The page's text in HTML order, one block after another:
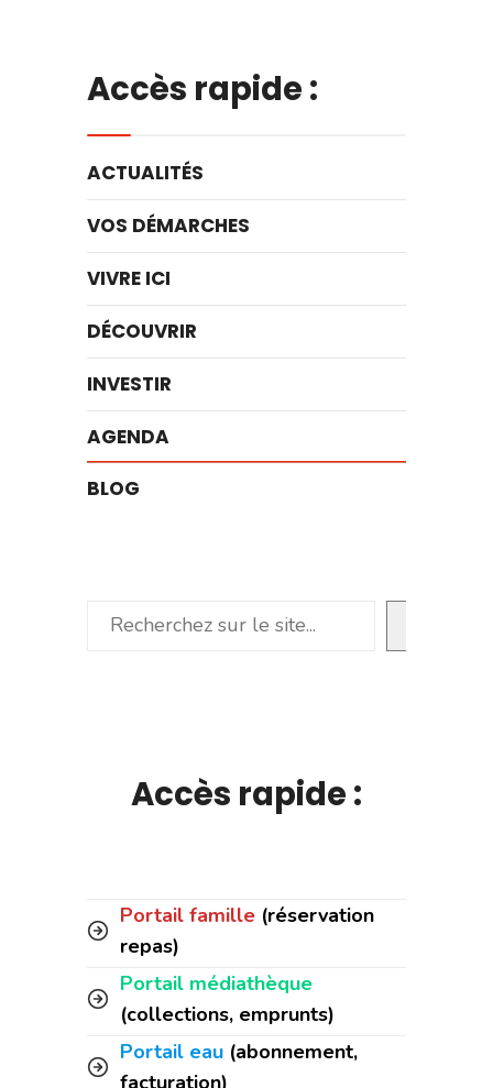
Accès rapide :
ACTUALITÉS
VOS DÉMARCHES
VIVRE ICI
DÉCOUVRIR
INVESTIR
AGENDA
BLOG
Rechercher
Accès rapide :
Portail famille (réservation
repas)
Portail médiathèque
(collections, emprunts)
Portail eau (abonnement,
facturation)